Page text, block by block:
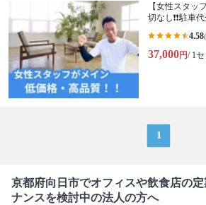
【女性スタッ
切なし❗️❗️駐車
4.58
37,000円/ 1セ
1
京都府向日市でオフィスや飲食店の
ナンスを検討中の法人の方へ